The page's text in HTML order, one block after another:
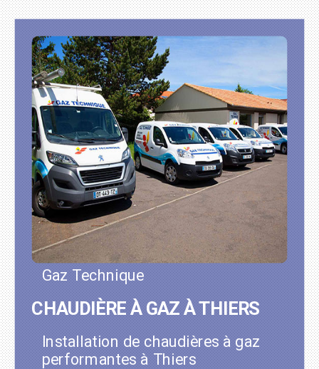
Gaz Technique
CHAUDIÈRE À GAZ À THIERS
Installation de chaudières à gaz
performantes à Thiers